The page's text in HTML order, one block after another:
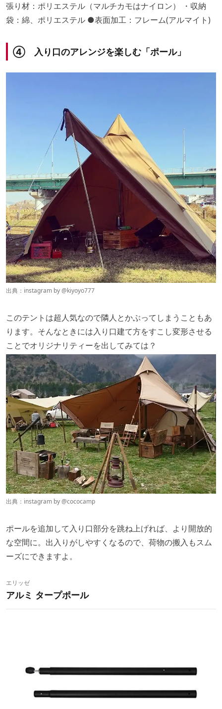
張り材：ポリエステル（マルチカモはナイロン） ・収納
袋：綿、ポリエステル ●表面加工：フレーム(アルマイト)
④ 入り口のアレンジを楽しむ「ポール」
出典：instagram by @kiyoyo777
このテントは超人気なので隣人とかぶってしまうこともあ
ります。そんなときには入り口建て方をすこし変形させる
ことでオリジナリティーを出してみては？
出典：instagram by @cococamp
ポールを追加して入り口部分を跳ね上げれば、より開放的
な空間に。出入りがしやすくなるので、荷物の搬入もスム
ーズにできますよ。
エリッゼ
アルミ タープポール